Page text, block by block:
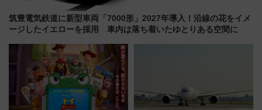
筑豊電気鉄道に新型車両「7000形」2027年導入！沿線の花をイメ
ージしたイエローを採用 車内は落ち着いたゆとりある空間に